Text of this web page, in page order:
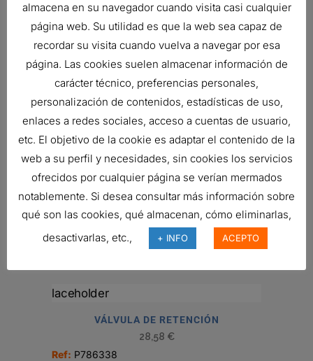
MANÓMETRO
19,75€
Ref:X770225
MAN?METRO
Ref:P563297
CONJUNTO DE TAPA, HIDR?ULICA
VÁLVULA DE RETENCIÓN
28,58 €
Ref: P786338
almacena en su navegador cuando visita casi cualquier
página web. Su utilidad es que la web sea capaz de
recordar su visita cuando vuelva a navegar por esa
página. Las cookies suelen almacenar información de
carácter técnico, preferencias personales,
personalización de contenidos, estadísticas de uso,
enlaces a redes sociales, acceso a cuentas de usuario,
etc. El objetivo de la cookie es adaptar el contenido de la
web a su perfil y necesidades, sin cookies los servicios
ofrecidos por cualquier página se verían mermados
notablemente. Si desea consultar más información sobre
qué son las cookies, qué almacenan, cómo eliminarlas,
desactivarlas, etc.,
+ INFO ACEPTO